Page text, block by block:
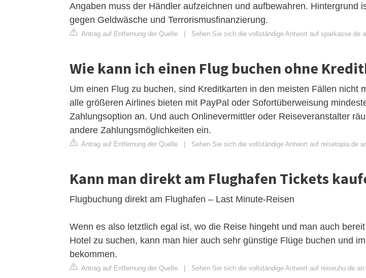
Angaben muss der Händler aufzeichnen und aufbewahren. Hintergrund
gegen Geldwäsche und Terrorismusfinanzierung.
Antrag auf Entfernung der Quelle | Sehen Sie sich die vollständige Antwort auf sparkasse.de
Wie kann ich einen Flug buchen ohne
Um einen Flug zu buchen, sind Kreditkarten in den meisten Fällen nicht
alle größeren Airlines bieten mit PayPal oder Sofortüberweisung
Zahlungsoption an. Und auch Onlinevermittler oder Reiseveranstalter
andere Zahlungsmöglichkeiten ein.
Antrag auf Entfernung der Quelle | Sehen Sie sich die vollständige Antwort auf reisetopia.de
Kann man direkt am Flughafen Tickets
Flugbuchung direkt am Flughafen – Last Minute-Reisen
Wenn es also letztlich egal ist, wo die Reise hingeht und man auch
Hotel zu suchen, kann man hier auch sehr günstige Flüge buchen und
bekommen.
Antrag auf Entfernung der Quelle | Sehen Sie sich die vollständige Antwort auf reiseuhu.de an